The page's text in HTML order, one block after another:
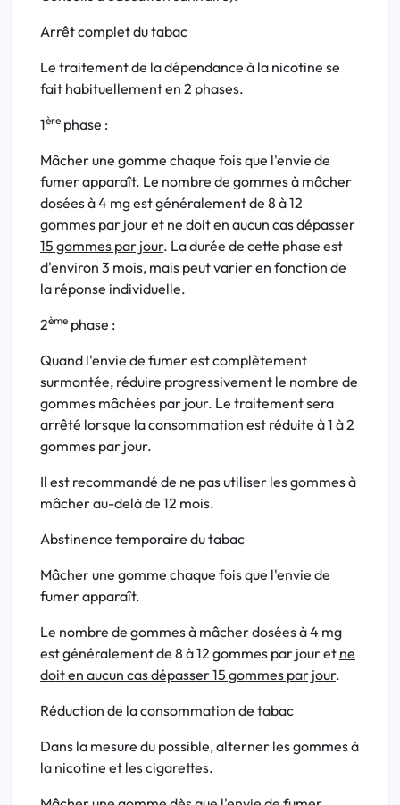
Arrêt complet du tabac
Le traitement de la dépendance à la nicotine se
fait habituellement en 2 phases.
1ère phase :
Mâcher une gomme chaque fois que l'envie de
fumer apparaît. Le nombre de gommes à mâcher
dosées à 4 mg est généralement de 8 à 12
gommes par jour et ne doit en aucun cas dépasser
15 gommes par jour. La durée de cette phase est
d'environ 3 mois, mais peut varier en fonction de
la réponse individuelle.
2ème phase :
Quand l'envie de fumer est complètement
surmontée, réduire progressivement le nombre de
gommes mâchées par jour. Le traitement sera
arrêté lorsque la consommation est réduite à 1 à 2
gommes par jour.
Il est recommandé de ne pas utiliser les gommes à
mâcher au-delà de 12 mois.
Abstinence temporaire du tabac
Mâcher une gomme chaque fois que l'envie de
fumer apparaît.
Le nombre de gommes à mâcher dosées à 4 mg
est généralement de 8 à 12 gommes par jour et ne
doit en aucun cas dépasser 15 gommes par jour.
Réduction de la consommation de tabac
Dans la mesure du possible, alterner les gommes à
la nicotine et les cigarettes.